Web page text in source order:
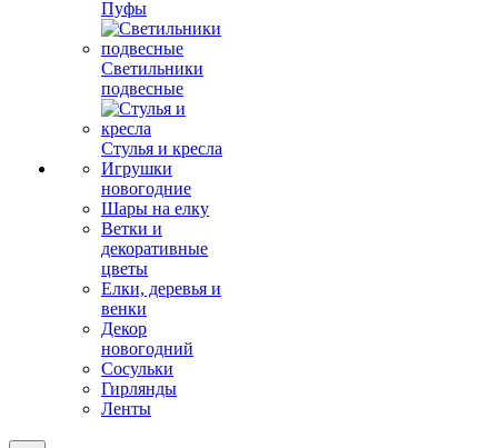
Пуфы
Светильники
подвесные
Стулья и кресла
Игрушки
новогодние
Шары на елку
Ветки и
декоративные
цветы
Елки, деревья и
венки
Декор
новогодний
Сосульки
Гирлянды
Ленты